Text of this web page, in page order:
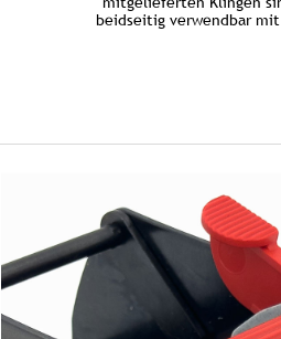
beidseitig verwendbar